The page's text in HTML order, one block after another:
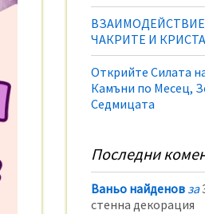
ЧАКРИТЕ И
Открийте Силата
Камъни по Месец,
Седмицата
Последни
Ваньо найденов за
стенна декорация